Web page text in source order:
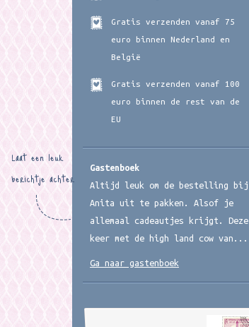
Gratis verzenden vanaf 75
euro binnen Nederland en
België
Gratis verzenden vanaf 100
euro binnen de rest van de
EU
Gastenboek
Altijd leuk om de bestelling bij
Anita uit te pakken. Alsof je
allemaal cadeautjes krijgt. Deze
keer met de high land cow van...
Laat een leuk
berichtje achter
Ga naar gastenboek